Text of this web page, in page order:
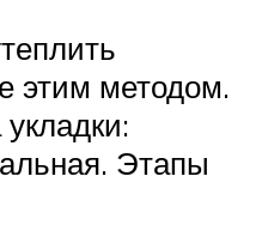
этим методом.
Этапы